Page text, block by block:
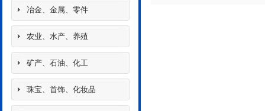
冶金、金属、零件
农业、水产、养殖
矿产、石油、化工
珠宝、首饰、化妆品